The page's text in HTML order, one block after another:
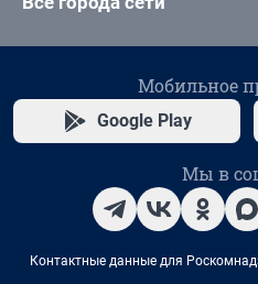
Мобильное
Google Play
Мы в
Контактные данные для